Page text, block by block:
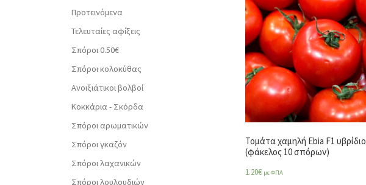
Τομάτα χαμηλή Ebia F1 υβρίδιο
(φάκελος 10 σπόρων)
1.20€ με ΦΠΑ
Προτεινόμενα
Τελευταίες αφίξεις
Σπόροι 0.50€
Σπόροι κολοκύθας
Ανοιξιάτικοι βολβοί
Κοκκάρια - Σκόρδα
Σπόροι αρωματικών
Σπόροι γκαζόν
Σπόροι λαχανικών
Σπόροι λουλουδιών